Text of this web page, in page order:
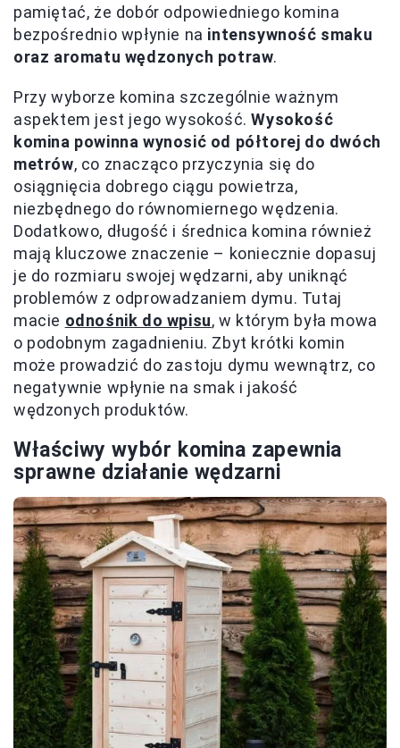
pamiętać, że dobór odpowiedniego komina
bezpośrednio wpłynie na intensywność smaku
oraz aromatu wędzonych potraw.
Przy wyborze komina szczególnie ważnym
aspektem jest jego wysokość.Wysokość
komina powinna wynosić od półtorej do dwóch
metrów, co znacząco przyczynia się do
osiągnięcia dobrego ciągu powietrza,
niezbędnego do równomiernego wędzenia.
Dodatkowo, długość i średnica komina również
mają kluczowe znaczenie – koniecznie dopasuj
je do rozmiaru swojej wędzarni, aby uniknąć
problemów z odprowadzaniem dymu. Tutaj
macie odnośnik do wpisu, w którym była mowa
o podobnym zagadnieniu. Zbyt krótki komin
może prowadzić do zastoju dymu wewnątrz, co
negatywnie wpłynie na smak i jakość
wędzonych produktów.
Właściwy wybór komina zapewnia
sprawne działanie wędzarni